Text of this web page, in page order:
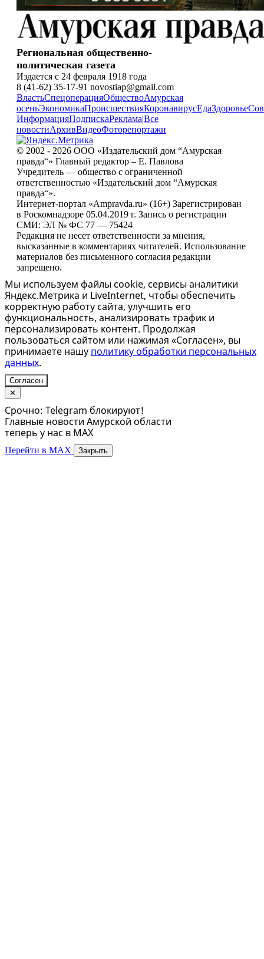
Региональная общественно-
политическая газета
Издается с 24 февраля 1918 года
8 (41-62) 35-17-91 novostiap@gmail.com
ВластьСпецоперацияОбществоАмурская
осеньЭкономикаПроисшествияКоронавирусЕдаЗдоровье
ИнформацияПодпискаРеклама|Все
новостиАрхивВидеоФоторепортажи
© 2002 - 2026 ООО «Издательский дом “Амурская
правда“» Главный редактор – Е. Павлова
Учредитель — общество с ограниченной
ответственностью «Издательский дом “Амурская
правда“».
Интернет-портал «Ampravda.ru» (16+) Зарегистрирован
в Роскомнадзоре 05.04.2019 г. Запись о регистрации
СМИ: ЭЛ № ФС 77 — 75424
Редакция не несет ответственности за мнения,
высказанные в комментариях читателей. Использование
материалов без письменного согласия редакции
запрещено.
Мы используем файлы cookie, сервисы аналитики
Яндекс.Метрика и LiveInternet, чтобы обеспечить
корректную работу сайта, улучшить его
функциональность, анализировать трафик и
персонализировать контент. Продолжая
пользоваться сайтом или нажимая «Согласен», вы
принимаете нашу политику обработки персональных
данных.
Согласен
✕
Срочно: Telegram блокируют!
Главные новости Амурской области
теперь у нас в MAX
Перейти в MAX Закрыть